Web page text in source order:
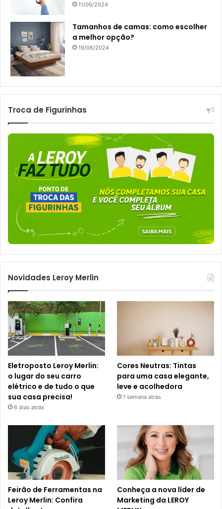
11/06/2024
Tamanhos de camas: como escolher
a melhor opção?
19/06/2024
Troca de Figurinhas
Novidades Leroy Merlin
Eletroposto Leroy Merlin:
o lugar do seu carro
elétrico e de tudo o que
sua casa precisa!
6 dias atrás
Cores Neutras: Tintas
para uma casa elegante,
leve e acolhedora
1 semana atrás
Feirão de Ferramentas na
Leroy Merlin: Confira
Conheça a nova líder de
Marketing da LEROY